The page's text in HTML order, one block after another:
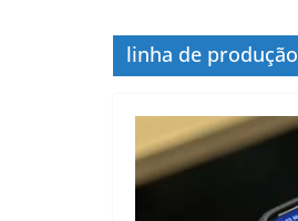
linha de produção